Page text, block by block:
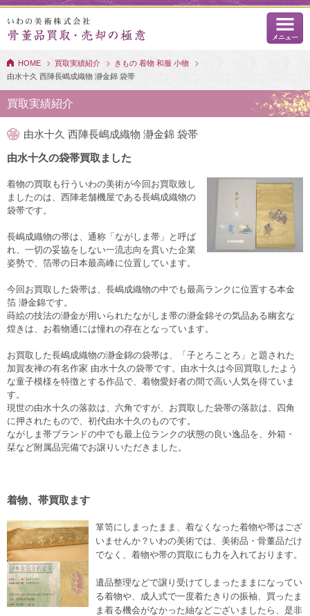
HOME 買取実績紹介
きもの 着物 和服 小物
由水十久 西陣長嶋成織物 瀞金錦 袋帯
買取実績紹介
由水十久 西陣長嶋成織物 瀞金錦 袋帯
由水十久の袋帯買取ました
着物の買取も行ういわの美術が今回お買取致し
ましたのは、西陣老舗機屋である長嶋成織物の
袋帯です。
長嶋成織物の帯は、通称「ながしま帯」と呼ば
れ、一切の妥協をしない一流志向を貫いた企業
姿勢で、箔帯の日本最高峰に位置しています。
今回お買取した袋帯は、長嶋成織物の中でも最高ランクに位置する本金
箔 瀞金錦です。
蒔絵の技法の瀞金が用いられたながしま帯の瀞金錦その気品ある幽玄な
煌きは、お着物通には憧れの存在となっています。
お買取した長嶋成織物の瀞金錦の袋帯は、「子とろことろ」と題された
加賀友禅の有名作家 由水十久の袋帯です。由水十久は今回買取したよう
な童子模様を特徴とする作品で、着物愛好者の間で高い人気を得ていま
す。
現世の由水十久の落款は、六角ですが、お買取した袋帯の落款は、四角
に押されたもので、初代由水十久のものです。
ながしま帯ブランドの中でも最上位ランクの状態の良い逸品を、外箱・
栞など附属品完備でお譲りいただきました。
着物、帯買取ます
箪笥にしまったまま、着なくなった着物や帯はござ
いませんか？いわの美術では、美術品・骨董品だけ
でなく、着物や帯の買取にも力を入れております。
遺品整理などで譲り受けてしまったままになってい
る着物や、成人式で一度着たきりの振袖、買ったま
ま着る機会がなかった紬などございましたら、是非